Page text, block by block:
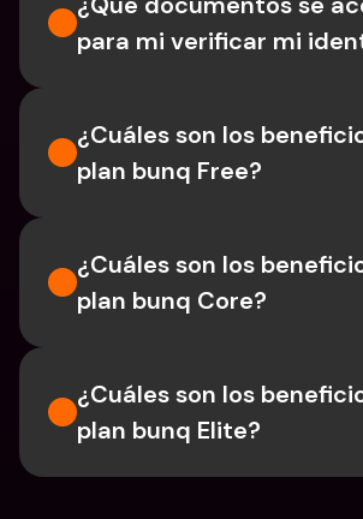
para mi verificar mi
¿Cuáles son los
plan bunq Free?
¿Cuáles son los
plan bunq Core?
¿Cuáles son los
plan bunq Elite?